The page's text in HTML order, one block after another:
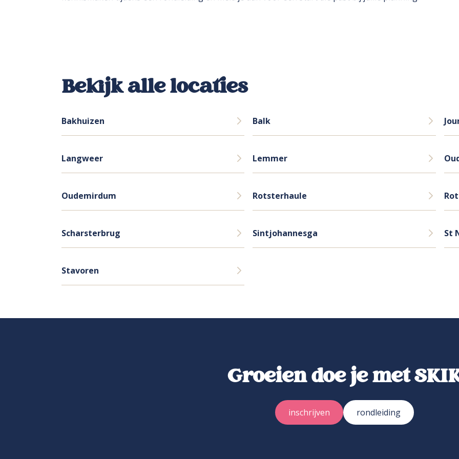
Bekijk alle locaties
Bakhuizen Balk
Langweer Lemmer
Oudemirdum Rotsterhaule
Scharsterbrug Sintjohannesga St
Stavoren
Groeien doe je met
inschrijven rondleiding